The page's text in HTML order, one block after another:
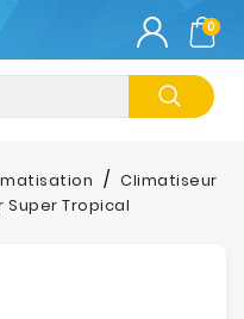
0
Climatiseur
Super Tropical